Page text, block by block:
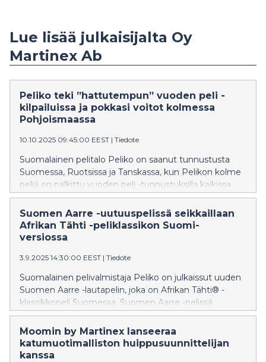
Lue lisää julkaisijalta Oy
Martinex Ab
Peliko teki ”hattutempun” vuoden peli -
kilpailuissa ja pokkasi voitot kolmessa
Pohjoismaassa
10.10.2025 09:45:00 EEST | Tiedote
Suomalainen pelitalo Peliko on saanut tunnustusta
Suomessa, Ruotsissa ja Tanskassa, kun Pelikon kolme
peliä on palkittu vuoden peli -tunnustuksilla kaikissa
kolmessa maassa. Vuoden peli -tunnustus on yksi
arvostetuimmista pelialan tunnustuksista.
Suomen Aarre -uutuuspelissä seikkaillaan
Afrikan Tähti -peliklassikon Suomi-
versiossa
3.9.2025 14:30:00 EEST | Tiedote
Suomalainen pelivalmistaja Peliko on julkaissut uuden
Suomen Aarre -lautapelin, joka on Afrikan Tähti® -
klassikkopeli Suomessa. Suomen Aarre -pelissä
seikkaillaan eri puolilla Suomea neljässä
luonnonmaisemassa ja etsitään maan kauneinta
paikkaa, Suomen Aarretta – ja vältellään Itikoita.
Moomin by Martinex lanseeraa
katumuotimalliston huippusuunnittelijan
kanssa